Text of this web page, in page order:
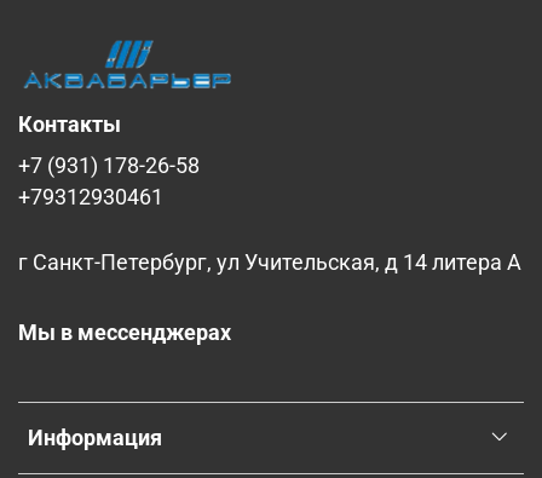
Информация
Контакты
+7 (931) 178-26-58
+79312930461
г Санкт-Петербург, ул Учительская, д 14 литера А
Мы в мессенджерах